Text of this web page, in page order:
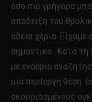
όσο πιο γρήγορα
απόδειξη του
άδεια χέρια. Είχαμε
σημαντικό . Κατά
με εναέρια
μια περίεργη θέση
σκουριασμένους